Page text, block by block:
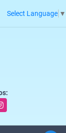
Select Language ▼